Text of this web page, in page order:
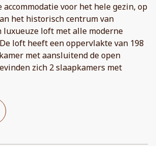
voor het hele gezin, op
het historisch centrum van
luxueuze loft met alle moderne
loft heeft een oppervlakte van 198
met aansluitend de open
zich 2 slaapkamers met